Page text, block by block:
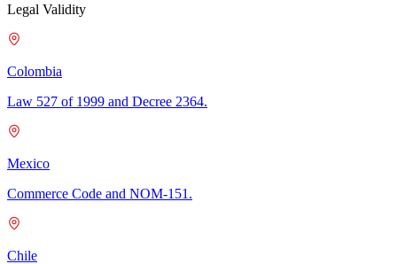
Legal Validity
Colombia
Law 527 of 1999 and Decree 2364.
Mexico
Commerce Code and NOM-151.
Chile